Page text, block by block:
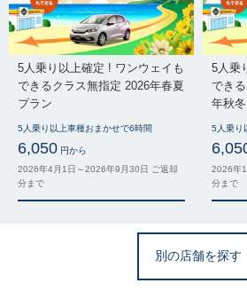
5人乗り以上確定 ! ワンウェイも
できるクラス無指定 2026年春夏
プラン
5人乗り以上車種おまかせで6時間
6,050 円から
2026年4月1日～2026年9月30日 ご返却
分まで
5人乗
でき
年秋
5人乗り
2026年
分まで
別の店舗を探す